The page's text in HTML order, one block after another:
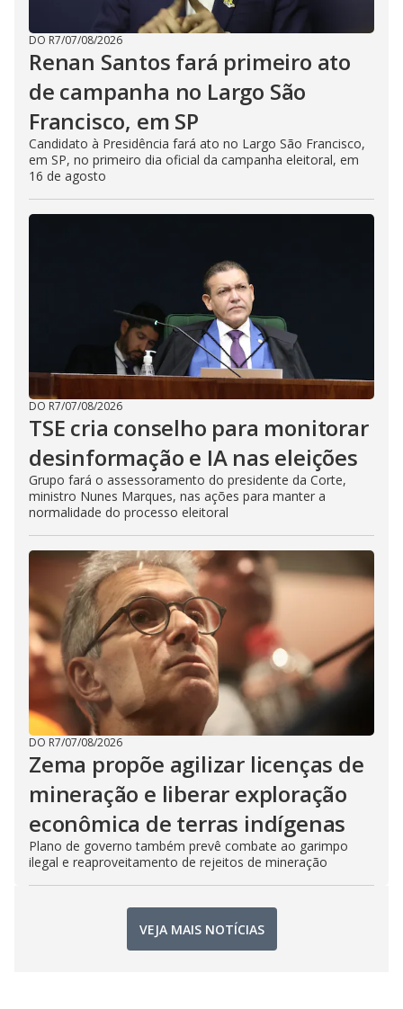
DO R7/07/08/2026
Renan Santos fará primeiro ato
de campanha no Largo São
Francisco, em SP
Candidato à Presidência fará ato no Largo São Francisco,
em SP, no primeiro dia oficial da campanha eleitoral, em
16 de agosto
DO R7/07/08/2026
TSE cria conselho para monitorar
desinformação e IA nas eleições
Grupo fará o assessoramento do presidente da Corte,
ministro Nunes Marques, nas ações para manter a
normalidade do processo eleitoral
DO R7/07/08/2026
Zema propõe agilizar licenças de
mineração e liberar exploração
econômica de terras indígenas
Plano de governo também prevê combate ao garimpo
ilegal e reaproveitamento de rejeitos de mineração
VEJA MAIS NOTÍCIAS